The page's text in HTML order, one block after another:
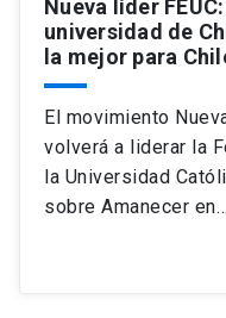
Nueva líder
universidad de
la mejor para
El movimiento
volverá a liderar la
la Universidad
sobre Amanecer en…